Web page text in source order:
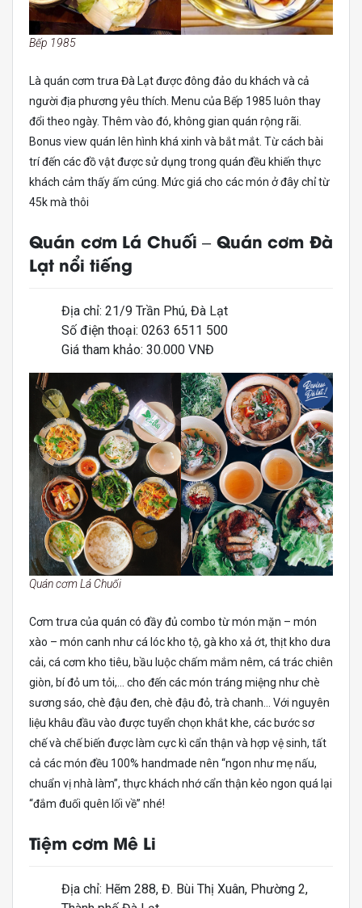
Bếp 1985
Là quán cơm trưa Đà Lạt được đông đảo du khách và cả
người địa phương yêu thích. Menu của Bếp 1985 luôn thay
đổi theo ngày. Thêm vào đó, không gian quán rộng rãi.
Bonus view quán lên hình khá xinh và bắt mắt. Từ cách bài
trí đến các đồ vật được sử dụng trong quán đều khiến thực
khách cảm thấy ấm cúng. Mức giá cho các món ở đây chỉ từ
45k mà thôi
Quán cơm Lá Chuối – Quán cơm Đà
Lạt nổi tiếng
Địa chỉ: 21/9 Trần Phú, Đà Lạt
Số điện thoại: 0263 6511 500
Giá tham khảo: 30.000 VNĐ
Quán cơm Lá Chuối
Cơm trưa của quán có đầy đủ combo từ món mặn – món
xào – món canh như cá lóc kho tộ, gà kho xả ớt, thịt kho dưa
cải, cá cơm kho tiêu, bầu luộc chấm mắm nêm, cá trác chiên
giòn, bí đỏ um tỏi,… cho đến các món tráng miệng như chè
sương sáo, chè đậu đen, chè đậu đỏ, trà chanh… Với nguyên
liệu khâu đầu vào được tuyển chọn khắt khe, các bước sơ
chế và chế biến được làm cực kì cẩn thận và hợp vệ sinh, tất
cả các món đều 100% handmade nên “ngon như mẹ nấu,
chuẩn vị nhà làm”, thực khách nhớ cẩn thận kẻo ngon quá lại
“đắm đuối quên lối về” nhé!
Tiệm cơm Mê Li
Địa chỉ: Hẽm 288, Đ. Bùi Thị Xuân, Phường 2,